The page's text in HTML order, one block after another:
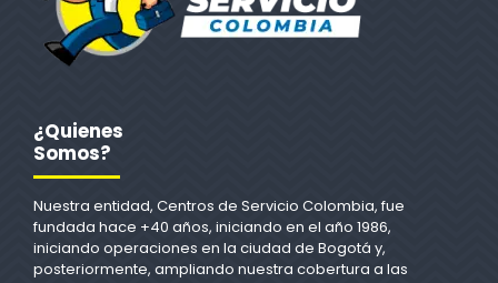
¿Quienes
Somos?
Nuestra entidad, Centros de Servicio Colombia, fue
fundada hace +40 años, iniciando en el año 1986,
iniciando operaciones en la ciudad de Bogotá y,
posteriormente, ampliando nuestra cobertura a las